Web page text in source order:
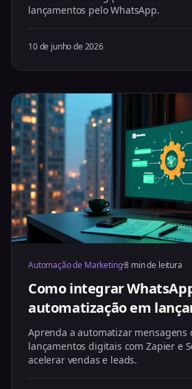
lançamentos pelo WhatsApp.
10 de junho de 2026
Automação de Marketing·8 min de leitura
Como integrar
automatização em
digitais
Aprenda a automatizar mensagens
lançamentos digitais com Zapier e
acelerar vendas e leads.